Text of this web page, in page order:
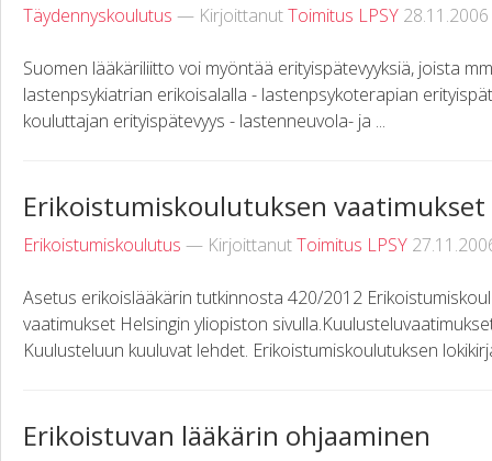
Täydennyskoulutus — KirjoittanutToimitus LPSY 28.11.2006
Suomen lääkäriliitto voi myöntää erityispätevyyksiä, joista
lastenpsykiatrian erikoisalalla - lastenpsykoterapian
kouluttajan erityispätevyys - lastenneuvola- ja ...
Erikoistumiskoulutuksen vaatimukset
Erikoistumiskoulutus — KirjoittanutToimitus LPSY
Asetus erikoislääkärin tutkinnosta 420/2012
vaatimukset Helsingin yliopiston
Kuulusteluun kuuluvat lehdet. Erikoistumiskoulutuksen
Erikoistuvan lääkärin ohjaaminen